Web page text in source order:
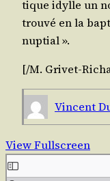
tique idylle un
trou­vé en la
nuptial ».
[/​M. Gri­vet-
Vincent
View Fullscreen